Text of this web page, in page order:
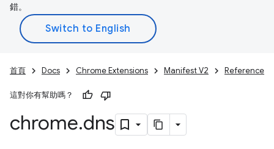
錯。
首頁 Docs Chrome Extensions Manifest V2 Reference
這對你有幫助嗎？
chrome.dns